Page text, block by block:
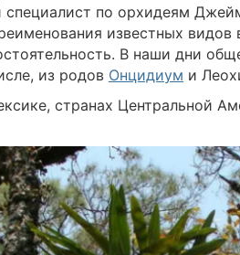
по орхидеям
известных
В наши дни
из родов Онцидиум и
странах Центральной